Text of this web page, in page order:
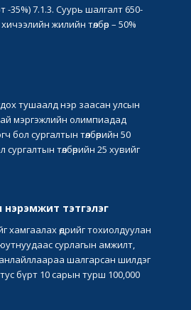
-35%) 7.1.3. Суурь шалгалт 650-
жилийн төлбөр – 50%
тушаалд нэр заасан улсын
мэргэжлийн олимпиадад
бол сургалтын төлбөрийн 50
төлбөрийн 25 хувийг
тэтгэлэг
өдрийг тохиолдуулан
сурлагын амжилт,
шалгарсан шилдэг
бүрт 10 сарын турш 100,000